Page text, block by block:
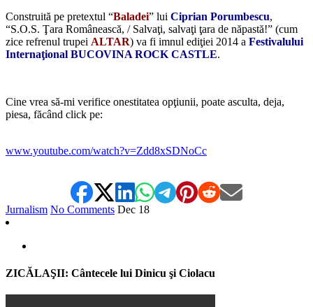
Construită pe pretextul “Baladei” lui Ciprian Porumbescu,
“S.O.S. Ţara Românească, / Salvaţi, salvaţi ţara de năpastă!” (cum
zice refrenul trupei ALTAR) va fi imnul ediţiei 2014 a Festivalului
Internaţional BUCOVINA ROCK CASTLE.
Cine vrea să-mi verifice onestitatea opţiunii, poate asculta, deja,
piesa, făcând click pe:
www.youtube.com/watch?v=Zdd8xSDNoCc
Jurnalism No Comments Dec 18
ZICĂLAŞII: Cântecele lui Dinicu şi Ciolacu